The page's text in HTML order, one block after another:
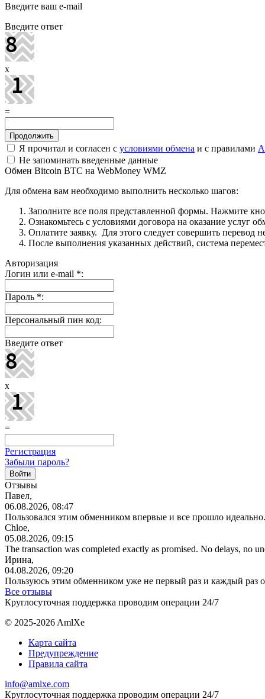
Введите ваш e-mail
Введите ответ
x
=
Я прочитал и согласен с условиями обмена и с правилами
Не запоминать введенные данные
Обмен Bitcoin BTC на WebMoney WMZ
Для обмена вам необходимо выполнить несколько шагов:
Заполните все поля представленной формы. Нажмите
Ознакомьтесь с условиями договора на оказание услуг
Оплатите заявку. Для этого следует совершить
После выполнения указанных действий, система
Авторизация
Логин или e-mail *:
Пароль *:
Персональный пин код:
Введите ответ
x
=
Регистрация
Забыли пароль?
Отзывы
Павел,
06.08.2026, 08:47
Пользовался этим обменником впервые и все прошло
Chloe,
05.08.2026, 09:15
The transaction was completed exactly as promised. No delays, no
Ирина,
04.08.2026, 09:20
Пользуюсь этим обменником уже не первый раз и каждый раз
Все отзывы
Круглосуточная поддержка проводим операции 24/7
© 2025-2026 AmlXe
Карта сайта
Предупреждение
Правила сайта
info@amlxe.com
Круглосуточная поддержка проводим операции 24/7